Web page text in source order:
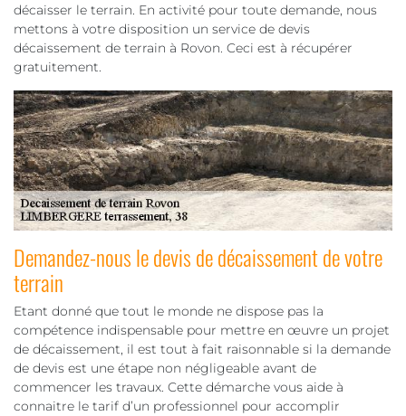
décaisser le terrain. En activité pour toute demande, nous
mettons à votre disposition un service de devis
décaissement de terrain à Rovon. Ceci est à récupérer
gratuitement.
Demandez-nous le devis de décaissement de votre
terrain
Etant donné que tout le monde ne dispose pas la
compétence indispensable pour mettre en œuvre un projet
de décaissement, il est tout à fait raisonnable si la demande
de devis est une étape non négligeable avant de
commencer les travaux. Cette démarche vous aide à
connaitre le tarif d’un professionnel pour accomplir